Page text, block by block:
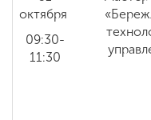
октября
09:30-
11:30